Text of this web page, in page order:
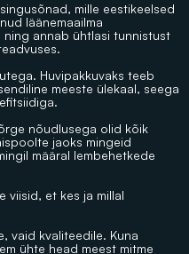
mille eestikeelsed
läänemaailma
ning annab ühtlasi tunnistust
Huvipakkuvaks teeb
meeste ülekaal, seega
nõudlusega olid kõik
jaoks mingeid
määral lembehetkede
viisid, et kes ja millal
vaid kvaliteedile. Kuna
ühte head meest mitme